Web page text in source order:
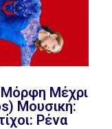
Μέχρι
Μουσική:
Ρένα